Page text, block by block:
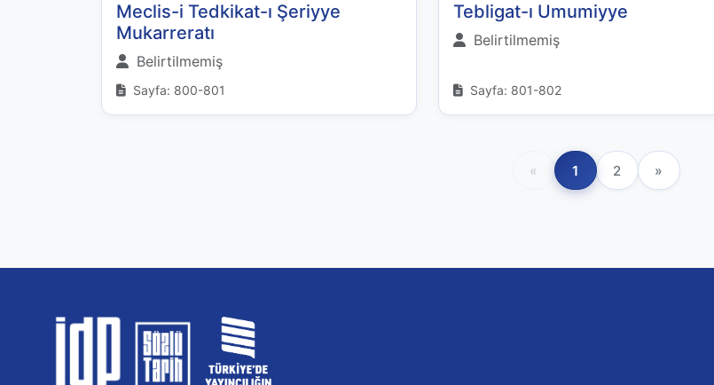
Meclis-i Tedkikat-ı Şeriyye
Mukarreratı
Belirtilmemiş
Sayfa: 800-801
Tebligat-ı Umumiyye
Belirtilmemiş
Sayfa: 801-802
« 1 2 »